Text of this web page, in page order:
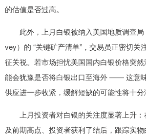
的估值是否过高。
此外，上月白银被纳入美国地质调查局
vey）的 “关键矿产清单”，交易员正密切关
征关祱。若市场担忧美国国内白银价格突
能会犹豫是否将白银出口至海外 —— 这意
供应进一步收紧，缓解短缺的可能性将十分
上月投资者对白银的关注度显著上升：
及前期高点、投资者获利了结后，跟踪实